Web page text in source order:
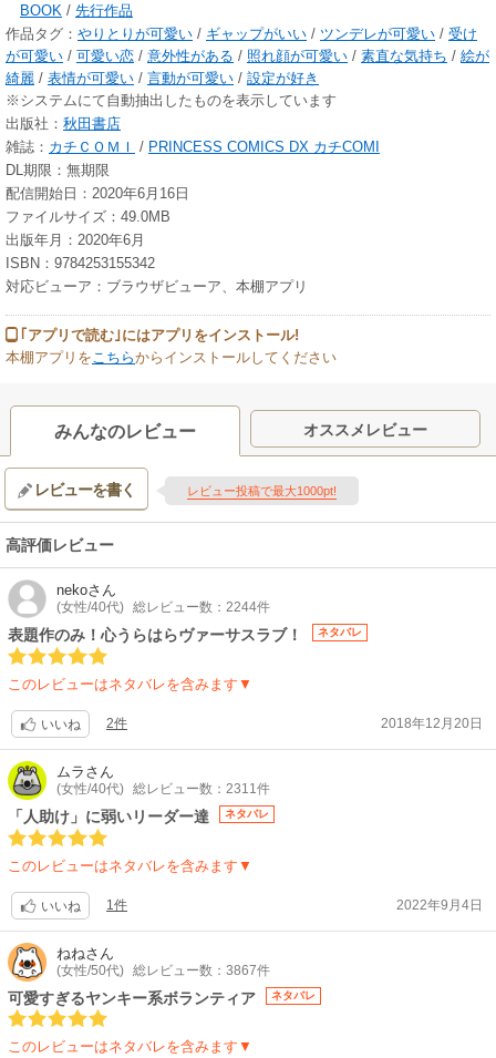
BOOK / 先行作品
作品タグ： やりとりが可愛い / ギャップがいい / ツンデレが可愛い / 受け
が可愛い / 可愛い恋 / 意外性がある / 照れ顔が可愛い / 素直な気持ち / 絵が
綺麗 / 表情が可愛い / 言動が可愛い / 設定が好き
※システムにて自動抽出したものを表示しています
出版社： 秋田書店
雑誌： カチＣＯＭＩ / PRINCESS COMICS DX カチCOMI
DL期限：無期限
配信開始日：2020年6月16日
ファイルサイズ：49.0MB
出版年月：2020年6月
ISBN：9784253155342
対応ビューア：ブラウザビューア、本棚アプリ
｢アプリで読む｣にはアプリをインストール!
本棚アプリを こちらからインストールしてください
みんなのレビュー オススメレビュー
レビューを書く レビュー投稿で最大1000pt!
高評価レビュー
nekoさん
(女性/40代) 総レビュー数：2244件
表題作のみ！心うらはらヴァーサスラブ！ ネタバレ
このレビューはネタバレを含みます▼
いいね 2件 2018年12月20日
ムラ さん
(女性/40代) 総レビュー数：2311件
「人助け」に弱いリーダー達 ネタバレ
このレビューはネタバレを含みます▼
いいね 1件 2022年9月4日
ねねさん
(女性/50代) 総レビュー数：3867件
可愛すぎるヤンキー系ボランティア ネタバレ
このレビューはネタバレを含みます▼